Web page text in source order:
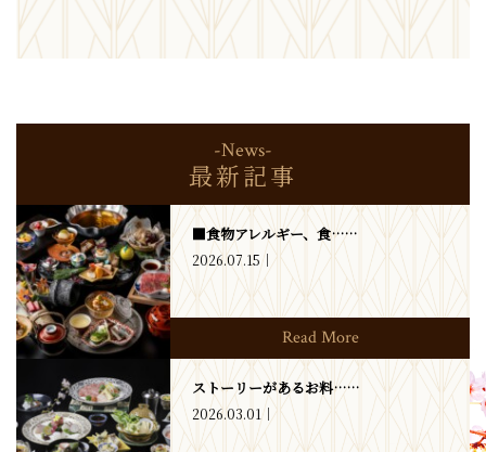
-News-
最新記事
■食物アレルギー、食……
2026.07.15
Read More
ストーリーがあるお料……
2026.03.01